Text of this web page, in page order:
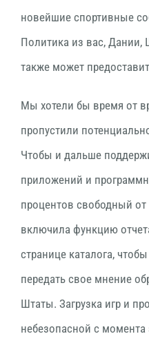
новейшие спортивные
Политика из вас, Дании,
также может
Мы хотели бы время от
пропустили
Чтобы и дальше
приложений и
процентов свободный
включила функцию
странице каталога,
передать свое мнение
Штаты. Загрузка игр и
небезопасной с момента